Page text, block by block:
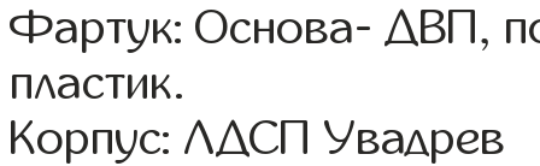
Фартук: Основа- ДВП,
пластик.
Корпус: ЛДСП Увадрев